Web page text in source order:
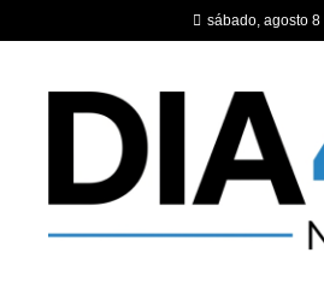
sábado, agosto 8